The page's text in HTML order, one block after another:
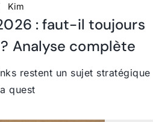
Kim
: faut-il toujours
? Analyse complète
restent un sujet stratégique
quest